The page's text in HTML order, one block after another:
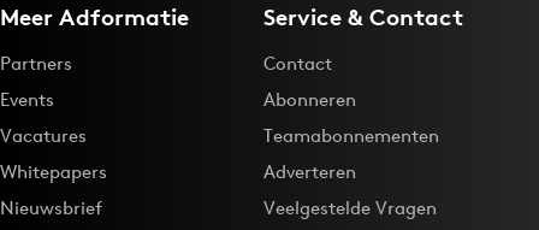
Meer Adformatie
Partners
Events
Vacatures
Whitepapers
Nieuwsbrief
Service & Contact
Contact
Abonneren
Teamabonnementen
Adverteren
Veelgestelde Vragen